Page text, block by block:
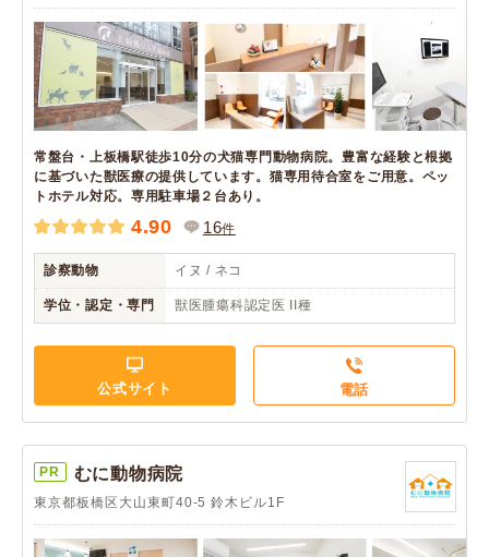
常盤台・上板橋駅徒歩10分の犬猫専門動物病院。豊富な経験と根拠
に基づいた獣医療の提供しています。猫専用待合室をご用意。ペッ
トホテル対応。専用駐車場２台あり。
4.90 16件
診察動物 イヌ / ネコ
学位・認定・専門 獣医腫瘍科認定医 II種
公式サイト 電話
PR むに動物病院
東京都板橋区大山東町40-5 鈴木ビル1F